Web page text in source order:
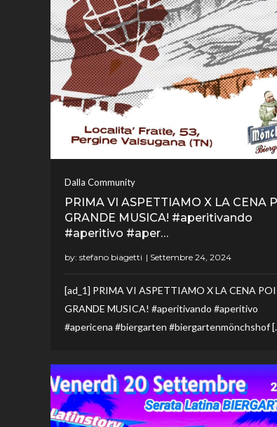
Dalla Community
PRIMA VI ASPETTIAMO X LA CENA
GRANDE MUSICA! #aperitivando
#aperitivo #aper…
by: stefano biagetti
[ad_1] PRIMA VI ASPETTIAMO X LA CENA POI
GRANDE MUSICA! #aperitivando #aperitivo
#apericena #biergarten #biergartenmönchshof